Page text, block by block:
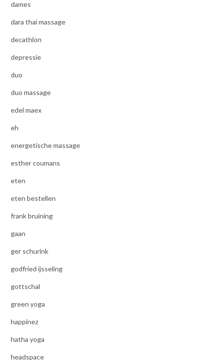
dames
dara thai massage
decathlon
depressie
duo
duo massage
edel maex
eh
energetische massage
esther coumans
eten
eten bestellen
frank bruining
gaan
ger schurink
godfried ijsseling
gottschal
green yoga
happinez
hatha yoga
headspace